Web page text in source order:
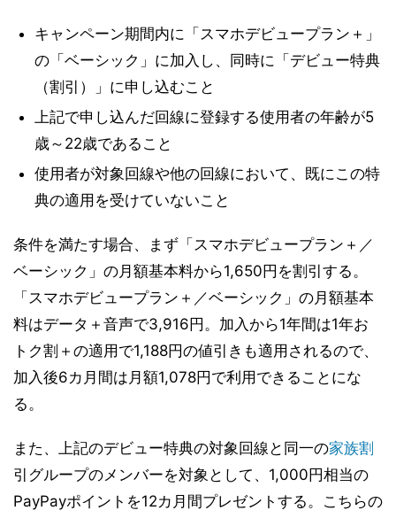
キャンペーン期間内に「スマホデビュープラン＋」
の「ベーシック」に加入し、同時に「デビュー特典
（割引）」に申し込むこと
上記で申し込んだ回線に登録する使用者の年齢が5
歳～22歳であること
使用者が対象回線や他の回線において、既にこの特
典の適用を受けていないこと
条件を満たす場合、まず「スマホデビュープラン＋／
ベーシック」の月額基本料から1,650円を割引する。
「スマホデビュープラン＋／ベーシック」の月額基本
料はデータ＋音声で3,916円。加入から1年間は1年お
トク割＋の適用で1,188円の値引きも適用されるので、
加入後6カ月間は月額1,078円で利用できることにな
る。
また、上記のデビュー特典の対象回線と同一の家族割
引グループのメンバーを対象として、1,000円相当の
PayPayポイントを12カ月間プレゼントする。こちらの